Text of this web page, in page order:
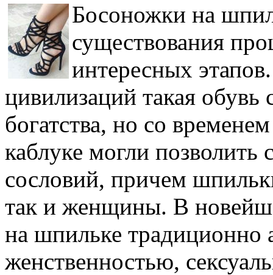
Босоножки на
существования
интересных
цивилизаций такая обувь
богатства, но со
каблуке могли позволить
сословий, причем
так и женщины. В
на шпильке традиционно
женственностью,